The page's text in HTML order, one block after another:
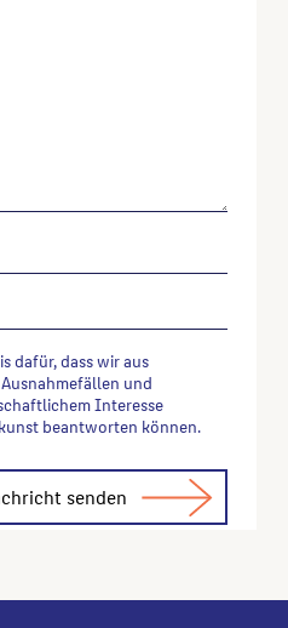
dafür, dass wir aus
und
Interesse
beantworten können.